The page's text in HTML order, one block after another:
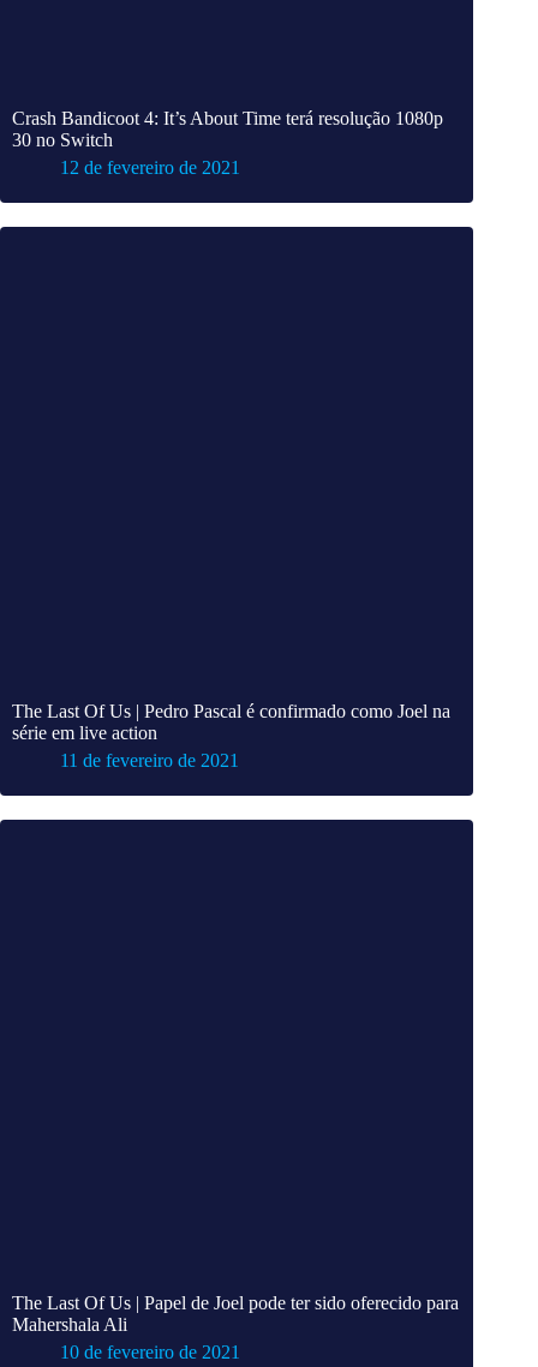
Crash Bandicoot 4: It’s About Time terá resolução 1080p
30 no Switch
12 de fevereiro de 2021
The Last Of Us | Pedro Pascal é confirmado como Joel na
série em live action
11 de fevereiro de 2021
The Last Of Us | Papel de Joel pode ter sido oferecido para
Mahershala Ali
10 de fevereiro de 2021